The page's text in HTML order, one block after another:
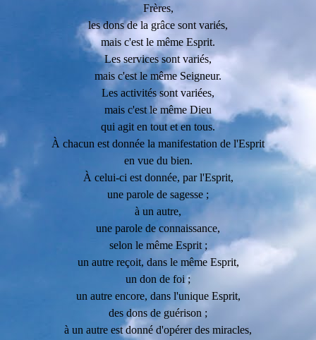
Frères,
les dons de la grâce sont variés,
mais c'est le même Esprit.
Les services sont variés,
mais c'est le même Seigneur.
Les activités sont variées,
mais c'est le même Dieu
qui agit en tout et en tous.
À chacun est donnée la manifestation de l'Esprit
en vue du bien.
À celui-ci est donnée, par l'Esprit,
une parole de sagesse ;
à un autre,
une parole de connaissance,
selon le même Esprit ;
un autre reçoit, dans le même Esprit,
un don de foi ;
un autre encore, dans l'unique Esprit,
des dons de guérison ;
à un autre est donné d'opérer des miracles,